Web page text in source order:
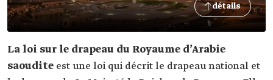
détails
La loi sur le drapeau du Royaume d’Arabie
saoudite est une loi qui décrit le drapeau national et